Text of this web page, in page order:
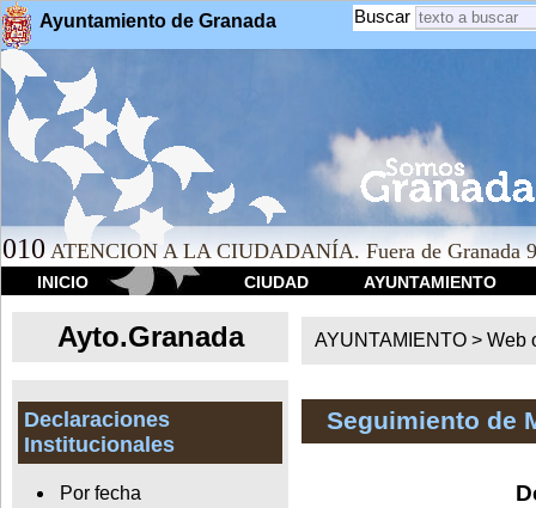
Ayuntamiento de Granada Buscar
010 ATENCION A LA CIUDADANÍA. Fuera de Granada
INICIO CIUDAD AYUNTAMIENTO
Ayto.Granada
Declaraciones
Institucionales
Por fecha
AYUNTAMIENTO > Web
Seguimiento de